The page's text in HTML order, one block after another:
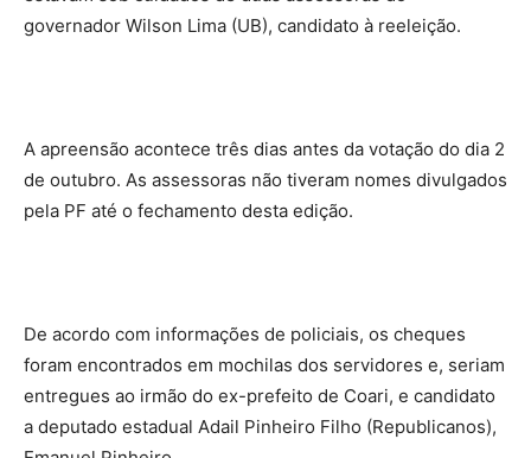
governador Wilson Lima (UB), candidato à reeleição.
A apreensão acontece três dias antes da votação do dia 2
de outubro. As assessoras não tiveram nomes divulgados
pela PF até o fechamento desta edição.
De acordo com informações de policiais, os cheques
foram encontrados em mochilas dos servidores e, seriam
entregues ao irmão do ex-prefeito de Coari, e candidato
a deputado estadual Adail Pinheiro Filho (Republicanos),